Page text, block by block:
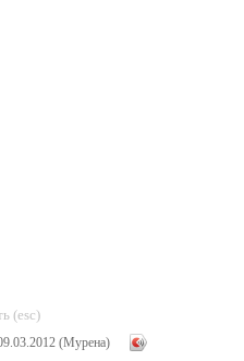
(esc)
(Мурена)